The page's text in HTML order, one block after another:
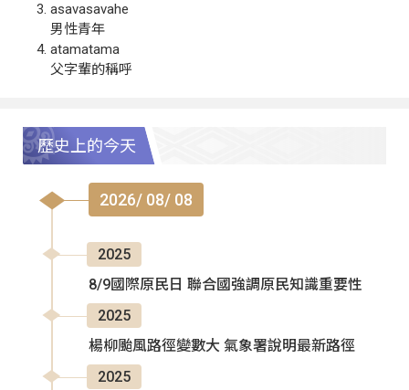
asavasavahe
男性青年
atamatama
父字輩的稱呼
歷史上的今天
2026/ 08/ 08
2025
8/9國際原民日 聯合國強調原民知識重要性
2025
楊柳颱風路徑變數大 氣象署說明最新路徑
2025